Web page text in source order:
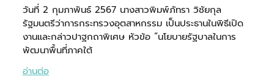
วันที่ 2 กุมภาพันธ์ 2567 นางสาวพิมพ์ภัทรา วิชัยกุล
รัฐมนตรีว่าการกระทรวงอุตสาหกรรม เป็นประธานในพิธีเปิด
งานและกล่าวปาฐกถาพิเศษ หัวข้อ “นโยบายรัฐบาลในการ
พัฒนาพื้นที่ภาคใต้
อ่านต่อ